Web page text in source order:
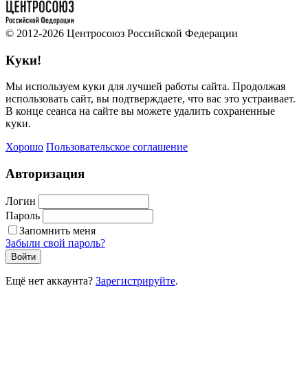
© 2012-2026 Центросоюз Российской Федерации
Куки!
Мы используем куки для лучшей работы сайта. Продолжая
использовать сайт, вы подтверждаете, что вас это устраивает.
В конце сеанса на сайте вы можете удалить сохраненные
куки.
Хорошо Пользовательское соглашение
Авторизация
Логин
Пароль
Запомнить меня
Забыли свой пароль?
Войти
Ещё нет аккаунта? Зарегистрируйте.